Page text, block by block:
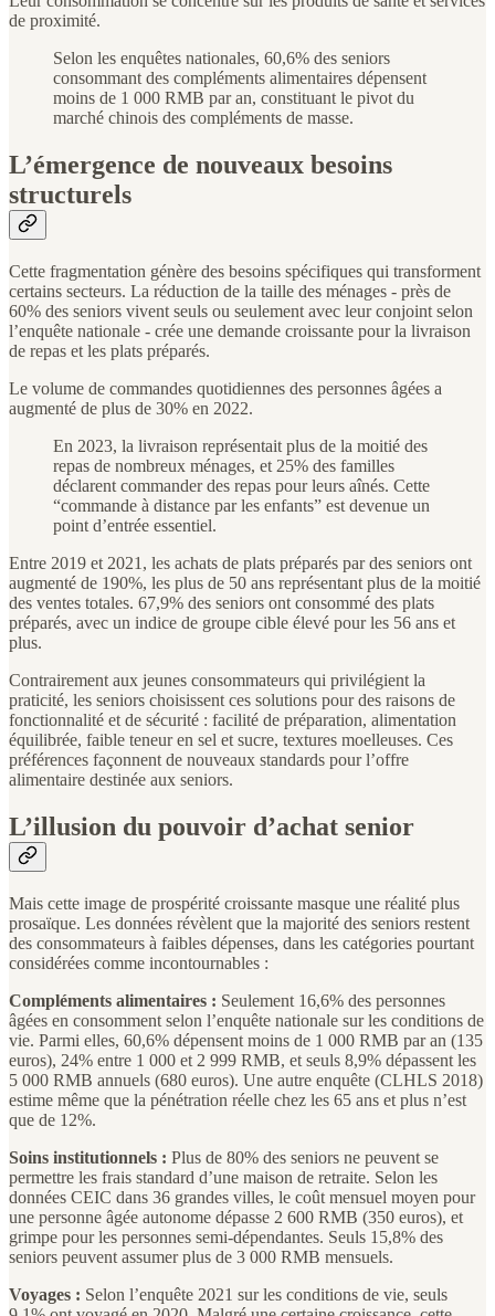
de proximité.
Selon les enquêtes nationales, 60,6% des seniors
consommant des compléments alimentaires dépensent
moins de 1 000 RMB par an, constituant le pivot du
marché chinois des compléments de masse.
L’émergence de nouveaux besoins
structurels
Cette fragmentation génère des besoins spécifiques qui transforment
certains secteurs. La réduction de la taille des ménages - près de
60% des seniors vivent seuls ou seulement avec leur conjoint selon
l’enquête nationale - crée une demande croissante pour la livraison
de repas et les plats préparés.
Le volume de commandes quotidiennes des personnes âgées a
augmenté de plus de 30% en 2022.
En 2023, la livraison représentait plus de la moitié des
repas de nombreux ménages, et 25% des familles
déclarent commander des repas pour leurs aînés. Cette
“commande à distance par les enfants” est devenue un
point d’entrée essentiel.
Entre 2019 et 2021, les achats de plats préparés par des seniors ont
augmenté de 190%, les plus de 50 ans représentant plus de la moitié
des ventes totales. 67,9% des seniors ont consommé des plats
préparés, avec un indice de groupe cible élevé pour les 56 ans et
plus.
Contrairement aux jeunes consommateurs qui privilégient la
praticité, les seniors choisissent ces solutions pour des raisons de
fonctionnalité et de sécurité : facilité de préparation, alimentation
équilibrée, faible teneur en sel et sucre, textures moelleuses. Ces
préférences façonnent de nouveaux standards pour l’offre
alimentaire destinée aux seniors.
L’illusion du pouvoir d’achat senior
Mais cette image de prospérité croissante masque une réalité plus
prosaïque. Les données révèlent que la majorité des seniors restent
des consommateurs à faibles dépenses, dans les catégories pourtant
considérées comme incontournables :
Compléments alimentaires : Seulement 16,6% des personnes
âgées en consomment selon l’enquête nationale sur les conditions de
vie. Parmi elles, 60,6% dépensent moins de 1 000 RMB par an (135
euros), 24% entre 1 000 et 2 999 RMB, et seuls 8,9% dépassent les
5 000 RMB annuels (680 euros). Une autre enquête (CLHLS 2018)
estime même que la pénétration réelle chez les 65 ans et plus n’est
que de 12%.
Soins institutionnels : Plus de 80% des seniors ne peuvent se
permettre les frais standard d’une maison de retraite. Selon les
données CEIC dans 36 grandes villes, le coût mensuel moyen pour
une personne âgée autonome dépasse 2 600 RMB (350 euros), et
grimpe pour les personnes semi-dépendantes. Seuls 15,8% des
seniors peuvent assumer plus de 3 000 RMB mensuels.
Voyages : Selon l’enquête 2021 sur les conditions de vie, seuls